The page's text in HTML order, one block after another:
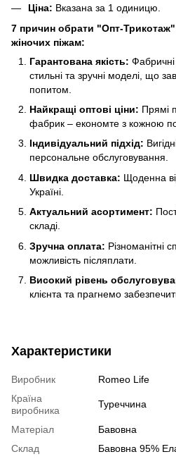
Ціна: Вказана за 1 одиницю.
7 причин обрати "Опт-Трикотаж"
жіночих піжам:
Гарантована якість:
стильні та зручні моделі, що
попитом.
Найкращі оптові ціни: Прямі
фабрик – економте з кожною
Індивідуальний підхід:
персональне обслуговування.
Швидка доставка: Щоденна
Україні.
Актуальний асортимент:
складі.
Зручна оплата: Різноманітні
можливість післяплати.
Високий рівень
клієнта та прагнемо
Характеристики
Виробник
Romeo Life
Країна
виробника
Туреччина
Матеріал
Бавовна
Склад
Бавовна 95%